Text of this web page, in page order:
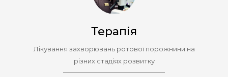
Терапія
Лікування захворювань ротової порожнини на
різних стадіях розвитку